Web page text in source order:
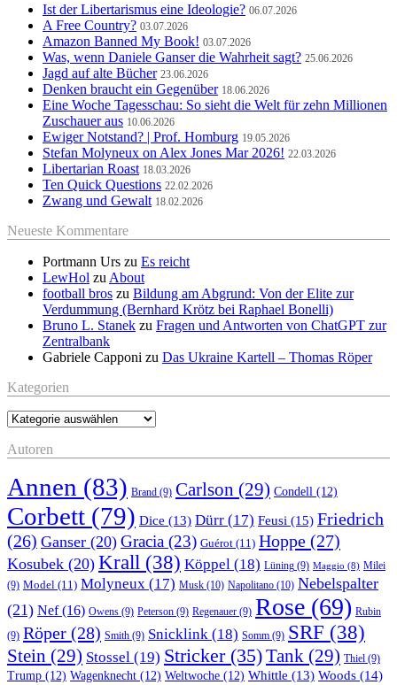
Ist der Libertarismus eine Ideologie? 06.07.2026
A Free Country? 03.07.2026
Amazon Banned My Book! 03.07.2026
Was, wenn Daniele Ganser die Wahrheit sagt? 25.06.2026
Jagd auf alte Bücher 23.06.2026
Denken braucht ein Gegenüber 18.06.2026
Eine Woche Tagesschau: So sieht die Welt für zehn Millionen
Zuschauer aus 10.06.2026
Ewiger Notstand? | Prof. Homburg 19.05.2026
Stefan Molyneux on Alex Jones Mar 2026! 22.03.2026
Libertarian Roast 18.03.2026
Ten Quick Questions 22.02.2026
Zwang und Gewalt 18.02.2026
Neueste Kommentare
Portmann Urs zu Es reicht
LewHol zu About
football bros zu Bildung am Abgrund: Von der Elite zur
Verdummung (Bernhard Krötz bei Raphael Bonelli)
Bruno L. Stanek zu Fragen und Antworten von ChatGPT zur
Zentralbank
Gabriele Capponi zu Das Ukraine Kartell – Thomas Röper
Kategorien
Kategorien
Autoren
Annen (83) Brand (9) Carlson (29) Condell (12)
Corbett (79) Dice (13) Dürr (17) Feusi (15) Friedrich
(26) Ganser (20) Gracia (23) Guérot (11) Hoppe (27)
Kosubek (20) Krall (38) Köppel (18) Lüning (9) Maggio (8) Milei
(9) Model (11) Molyneux (17) Musk (10) Napolitano (10) Nebelspalter
(21) Nef(16) Owens (9) Peterson (9) Regenauer (9) Rose (69) Rubin
(9) Röper (28) Smith (9) Snicklink (18) Somm (9) SRF (38)
Stein (29) Stossel (19) Stricker(35)Tank (29) Thiel (9)
Trump (12) Wagenknecht (12) Weltwoche (12) Whittle (13) Woods (14)